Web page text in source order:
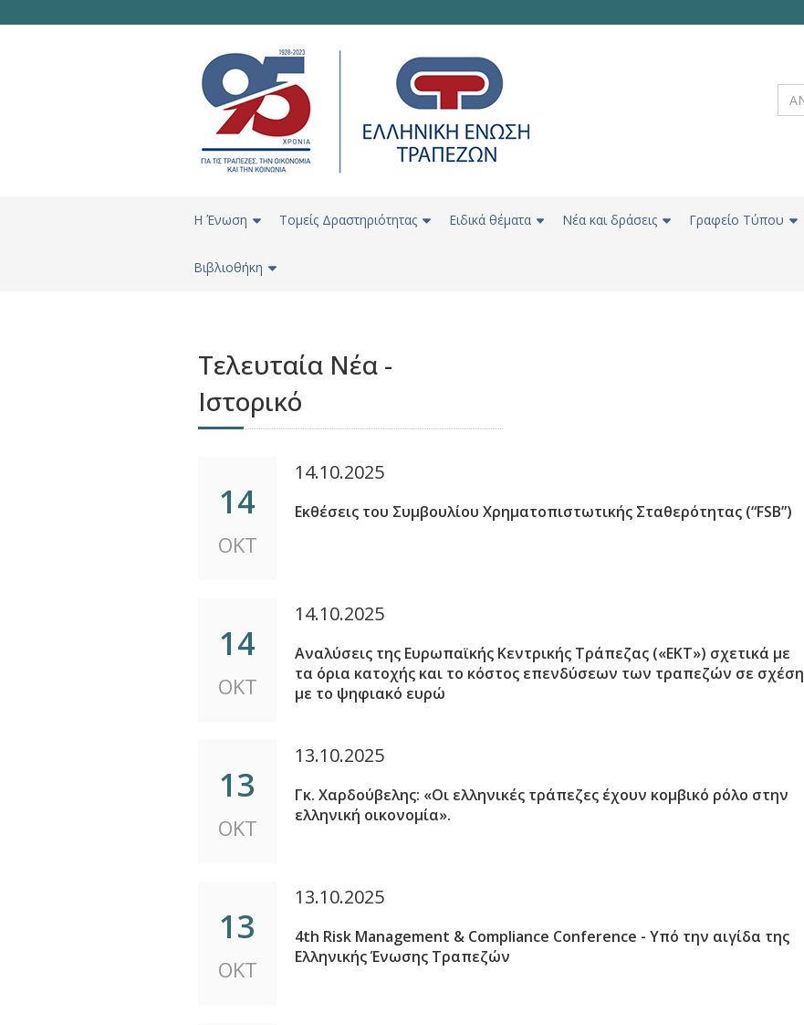
H Ένωση Τομείς Δραστηριότητας Ειδικά θέματα Νέα και δράσεις Γραφείο Τύπου
Βιβλιοθήκη
Τελευταία Νέα -
Ιστορικό
14
ΟΚΤ
14.10.2025
Εκθέσεις του Συμβουλίου Χρηματοπιστωτικής Σταθερότητας (“FSB”)
14
ΟΚΤ
14.10.2025
Αναλύσεις της Ευρωπαϊκής Κεντρικής Τράπεζας («ΕΚΤ») σχετικά με
τα όρια κατοχής και το κόστος επενδύσεων των τραπεζών σε σχέση
με το ψηφιακό ευρώ
13
ΟΚΤ
13.10.2025
Γκ. Χαρδούβελης: «Οι ελληνικές τράπεζες έχουν κομβικό ρόλο στην
ελληνική οικονομία».
13
ΟΚΤ
13.10.2025
4th Risk Management & Compliance Conference - Υπό την αιγίδα της
Ελληνικής Ένωσης Τραπεζών